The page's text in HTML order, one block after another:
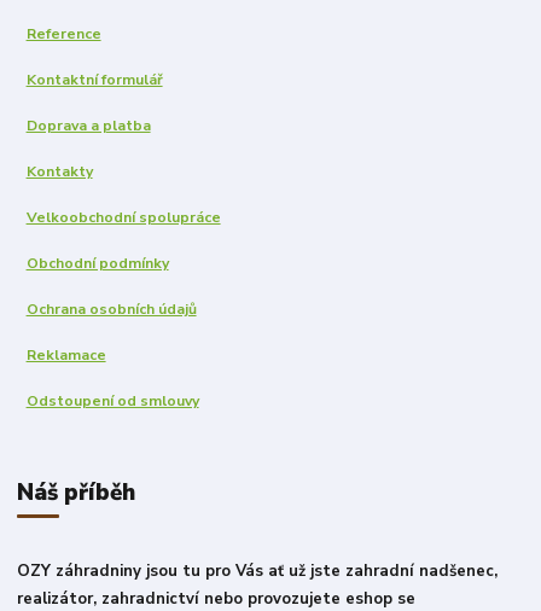
Reference
Kontaktní formulář
Doprava a platba
Kontakty
Velkoobchodní spolupráce
Obchodní podmínky
Ochrana osobních údajů
Reklamace
Odstoupení od smlouvy
Náš příběh
OZY záhradniny jsou tu pro Vás ať už jste zahradní nadšenec,
realizátor, zahradnictví nebo provozujete eshop se